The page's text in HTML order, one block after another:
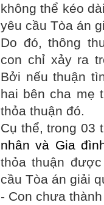
không thể kéo
yêu cầu Tòa án
Do đó, thông
con chỉ xảy ra
Bởi nếu thuận
hai bên cha mẹ
thỏa thuận đó.
Cụ thể, trong
nhân và Gia
thỏa thuận
cầu Tòa án giải
- Con chưa